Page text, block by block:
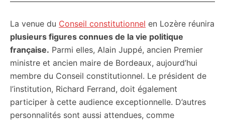
La venue du Conseil constitutionnel en Lozère réunira
plusieurs figures connues de la vie politique
française. Parmi elles, Alain Juppé, ancien Premier
ministre et ancien maire de Bordeaux, aujourd’hui
membre du Conseil constitutionnel. Le président de
l’institution, Richard Ferrand, doit également
participer à cette audience exceptionnelle. D’autres
personnalités sont aussi attendues, comme